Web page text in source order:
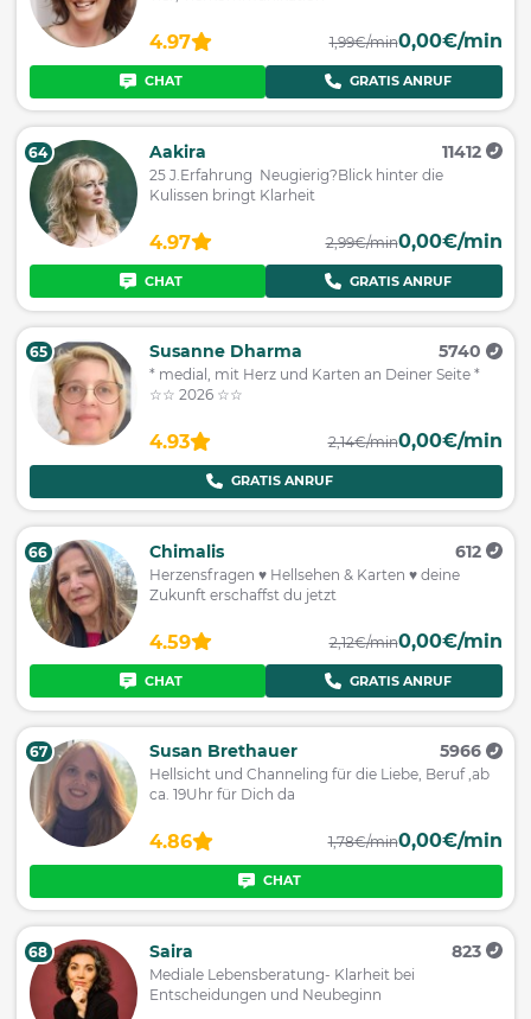
4.97 1,99€/min0,00€/min
CHAT GRATIS ANRUF
64 Aakira 11412
25 J.Erfahrung Neugierig?Blick hinter die
Kulissen bringt Klarheit
4.97 2,99€/min0,00€/min
CHAT GRATIS ANRUF
65 Susanne Dharma 5740
* medial, mit Herz und Karten an Deiner Seite *
☆☆ 2026 ☆☆
4.93 2,14€/min0,00€/min
GRATIS ANRUF
66 Chimalis 612
Herzensfragen ♥ Hellsehen & Karten ♥ deine
Zukunft erschaffst du jetzt
4.59 2,12€/min0,00€/min
CHAT GRATIS ANRUF
67 Susan Brethauer 5966
Hellsicht und Channeling für die Liebe, Beruf ,ab
ca. 19Uhr für Dich da
4.86 1,78€/min0,00€/min
CHAT
68 Saira 823
Mediale Lebensberatung- Klarheit bei
Entscheidungen und Neubeginn